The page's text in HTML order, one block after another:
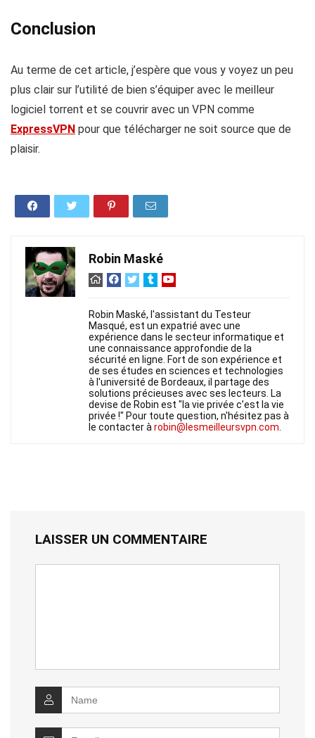
Conclusion
Au terme de cet article, j’espère que vous y voyez un peu
plus clair sur l’utilité de bien s’équiper avec le meilleur
logiciel torrent et se couvrir avec un VPN comme
ExpressVPN pour que télécharger ne soit source que de
plaisir.
Robin Maské
Robin Maské, l'assistant du Testeur
Masqué, est un expatrié avec une
expérience dans le secteur informatique et
une connaissance approfondie de la
sécurité en ligne. Fort de son expérience et
de ses études en sciences et technologies
à l'université de Bordeaux, il partage des
solutions précieuses avec ses lecteurs. La
devise de Robin est "la vie privée c’est la vie
privée !" Pour toute question, n'hésitez pas à
le contacter à robin@lesmeilleursvpn.com
LAISSER UN COMMENTAIRE